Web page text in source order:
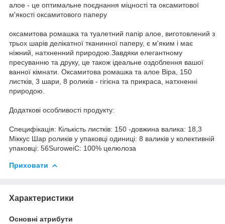
алое - це оптимальне поєднання міцності та оксамитової
м'якості оксамитового паперу
оксамитова ромашка та туалетний папір алое, виготовлений з
трьох шарів делікатної тканинної паперу, є м'яким і має
ніжний, натхненний природою.Завдяки елегантному
пресуванню та друку, це також ідеальне оздоблення вашої
ванної кімнати. Оксамитова ромашка та алое Віра, 150
листків, 3 шари, 8 роликів - гігієна та прикраса, натхненні
природою.
Додаткові особливості продукту:
Специфікація: Кількість листків: 150 -довжина валика: 18,3
Міккус Шар роликів у упаковці одиниці: 8 валиків у колективній
упаковці: 56SuroweiC: 100% целюлоза
Приховати
Характеристики
Основні атрибути